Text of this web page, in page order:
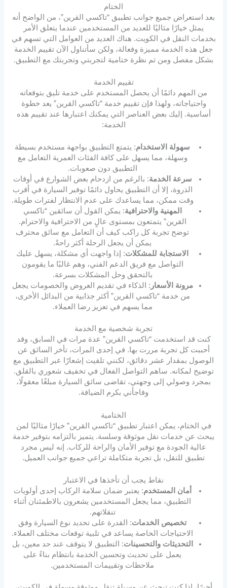
الختام
بعد استعراض جميع جوانب تطبيق “تاكسي القرين”، من الواضح أنه
يمثل خيارًا مثاليًا للعديد من المستخدمين عندما يتعلق الأمر
بخدمات النقل في الكويت. هناك العديد من العوامل التي تسهم في
جعل هذه الخدمة مميزة وفعالة، ولكن سأتناول الآن تقييم الخدمة
بشكل مفصل ومن ثم نظرة ختامية لتجربتي وتجربتك مع التطبيق.
تقييم الخدمة
من المهم دائمًا أن يحصل المستخدم على خدمة تليق بتوقعاته
واحتياجاته، ولهذا فإن تقييم خدمة “تاكسي القرين” يعد خطوة
أساسية. إليك بعض العناصر التي يمكنك اعتبارها عند تقييم هذه
الخدمة:
سهولة الاستخدام: يتمتع التطبيق بواجهة مستخدم بسيطة
وسهلة، مما يسهل على كافة الفئات العمرية التعامل مع
التطبيق دون صعوبات.
سرعة الخدمة: بالرغم من ازدحام بعض الشوارع في أوقات
الذروة، إلا أن التطبيق يحاول دائمًا توفير السيارة في أقرب
وقت ممكن، مما يساعدك على عدم الانتظار لفترات طويلة.
المهنية والاحترافية: يمكن القول أن سائقين “تاكسي
القرين” يتمتعون بمستوى عالٍ من الاحترافية والاحترام.
توضح تجربة كل راكب كيف أن التعامل مع سائق محترف
يمكن أن يجعل الرحلة أكثر راحةً.
الاستجابة للمشكلات: إذا واجهت أي مشكلة، يسهل عليك
التواصل مع فريق الدعم الفني، وهم غالبًا ما يقومون
بالتحقق وحل المشكلات بسرعة.
مرونة الأسعار : الذكاء في تقديم العروض والخصومات يجعل
من خدمة “تاكسي القرين” أكثر جذابية من البدائل الأخرى،
مما يسهم في تعزيز رضا العملاء.
تجربة شخصية مع الخدمة
كنت قد استخدمت “تاكسي القرين” عدة مرات في السابق، وقد
أحببت كل تجربة مررت بها. في إحدى المرات، تأخر السائق عن
الوصول بمقدار عشر دقائق، لكنني تلقيت إشعارًا عبر التطبيق مع
توضيح لمكانه. ساهم التواصل الفعال في تخفيف شعوري بالقلق.
بمجرد وصولي إلى وجهتي، تقاضى سائق السيارة مبلغًا معقولًا،
وفاجأني بكرم الضيافة.
الختامية
في الختام، يمكن اعتبار تطبيق “تاكسي القرين” خيارًا مثاليًا لمن
يبحث عن خدمات نقل موثوقة وسلسة. يتميز بالتزامه بتوفير خدمة
عالية الجودة مع توفير الأمان والراحة للركاب. إنه ليس مجرد
تطبيق للنقل، بل تجربة متكاملة تراعي جميع جوانب العميل.
نقاط يجب أن تأخذها في الاعتبار
أمان المستخدم: يعتبر ضمان سلامة الركاب إحدى أولويات
التطبيق، مما يجعل المستخدمين يشعرون بالاطمئنان أثناء
تنقلاتهم.
تخصيص الخدمات: القدرة على تحديد نوع السيارة وفق
الاحتياجات الخاصة يساعد في تلبية توقعات مختلف العملاء.
التحديثات والتحسينات: التطبيق لا يتوقف عند حد معين، بل
يعمل على تحديث وتحسين الخدمة بانتظام بناءً على
ملاحظات وتقييمات المستخدمين.